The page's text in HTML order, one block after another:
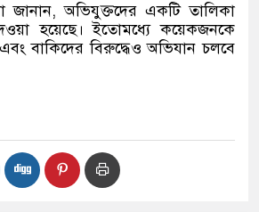
জানান, অভিযুক্তদের একটি তালিকা
হয়েছে। ইতোমধ্যে কয়েকজনকে
বাকিদের বিরুদ্ধেও অভিযান চলবে